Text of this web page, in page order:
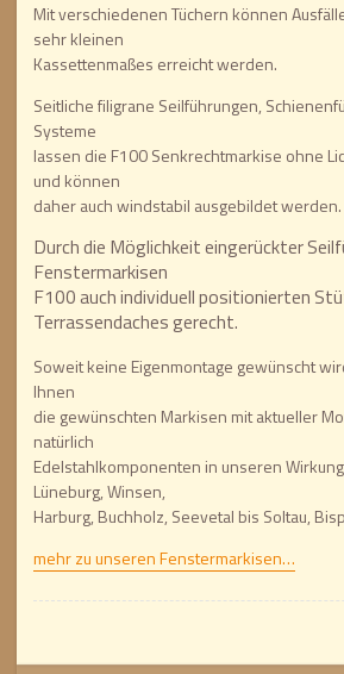
Mit verschiedenen Tüchern können
sehr kleinen
Kassettenmaßes erreicht werden.
Seitliche filigrane Seilführungen,
Systeme
lassen die F100 Senkrechtmarkise ohne
und können
daher auch windstabil ausgebildet werden.
Durch die Möglichkeit eingerückter
Fenstermarkisen
F100 auch individuell positionierten
Terrassendaches gerecht.
Soweit keine Eigenmontage gewünscht
Ihnen
die gewünschten Markisen mit aktueller
natürlich
Edelstahlkomponenten in unseren
Lüneburg, Winsen,
Harburg, Buchholz, Seevetal bis Soltau,
mehr zu unseren Fenstermarkisen…